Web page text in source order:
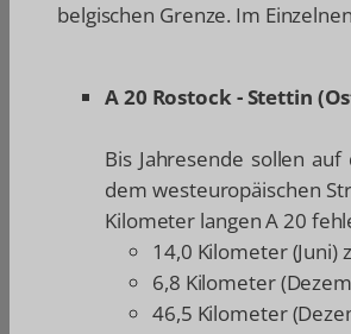
belgischen Grenze. Im
A 20 Rostock - Stettin
Bis Jahresende sollen
dem westeuropäischen
Kilometer langen A 20
14,0 Kilometer (Juni)
6,8 Kilometer
46,5 Kilometer